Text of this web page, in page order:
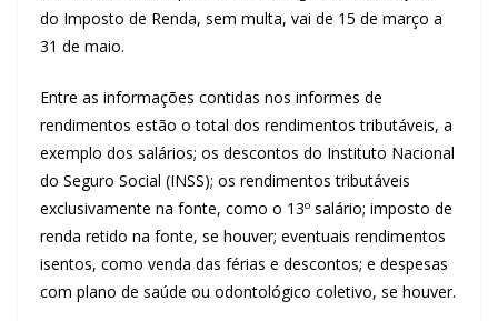
do Imposto de Renda, sem multa, vai de 15 de março a
31 de maio.
Entre as informações contidas nos informes de
rendimentos estão o total dos rendimentos tributáveis, a
exemplo dos salários; os descontos do Instituto Nacional
do Seguro Social (INSS); os rendimentos tributáveis
exclusivamente na fonte, como o 13º salário; imposto de
renda retido na fonte, se houver; eventuais rendimentos
isentos, como venda das férias e descontos; e despesas
com plano de saúde ou odontológico coletivo, se houver.